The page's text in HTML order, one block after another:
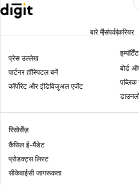
ट्रैवल इंंश्योरेंस के फ़ायदे
देशों की सूची जहां ट्रेवल इंश्योरेंस
भारत के बाहर 15 सस्ते हनीमून
बारे मेंसंपर्ककरियर
रिसोर्सेज़
कैंसिल ई-मैंडेट
प्रोडक्ट्स लिस्ट
सीकेवाईसी जागरूकता
प्रेस उल्लेख
पार्टनर हॉस्पिटल बनें
कॉर्पोरेट और इंडिविजुअल एजेंट
बोर्ड
पब्लिक